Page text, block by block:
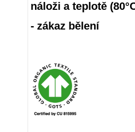
náloži a teplotě
- zákaz bělení